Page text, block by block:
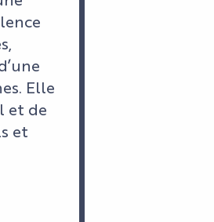
Elle
et de
et